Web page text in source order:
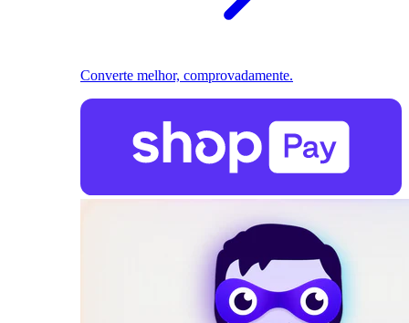
Converte melhor, comprovadamente.